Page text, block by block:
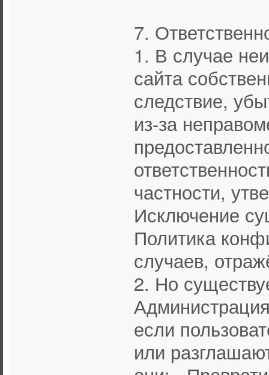
7.
1. В случае
сайта
следствие,
из-за
частности,
Исключение
Политика
случаев,
2. Но
если
или